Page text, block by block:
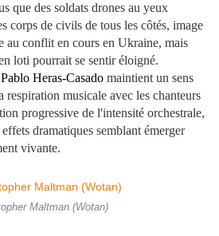
que des soldats drones au yeux
corps de civils de tous les côtés, image
au conflit en cours en Ukraine, mais
loti pourrait se sentir éloigné.
Pablo Heras-Casado maintient un sens
respiration musicale avec les chanteurs
progressive de l'intensité orchestrale,
dramatiques semblant émerger
vivante.
Maltman (Wotan)